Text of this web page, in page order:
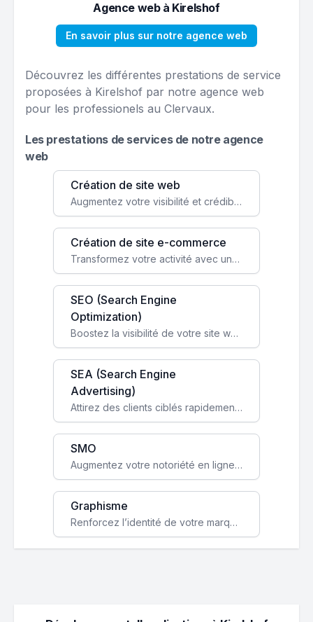
Agence web à Kirelshof
En savoir plus sur notre agence web
Découvrez les différentes prestations de service
proposées à Kirelshof par notre agence web
pour les professionels au Clervaux.
Les prestations de services de notre agence
web
Création de site web
Augmentez votre visibilité et crédibilité en ligne avec un site web performant, conçu pour attirer plus de clients.
Création de site e-commerce
Transformez votre activité avec une boutique en ligne, accessible à l'échelle mondiale 24/7.
SEO (Search Engine
Optimization)
Boostez la visibilité de votre site web sur Google et attirez du trafic qualifié grâce à nos stratégies SEO.
SEA (Search Engine
Advertising)
Attirez des clients ciblés rapidement avec des campagnes publicitaires payantes optimisées pour vos objectifs.
SMO
Augmentez votre notoriété en ligne et stimulez la croissance de votre entreprise grâce à une stratégie sociale sur mesure.
Graphisme
Renforcez l’identité de votre marque avec un design unique qui capte l’attention et engage vos clients.